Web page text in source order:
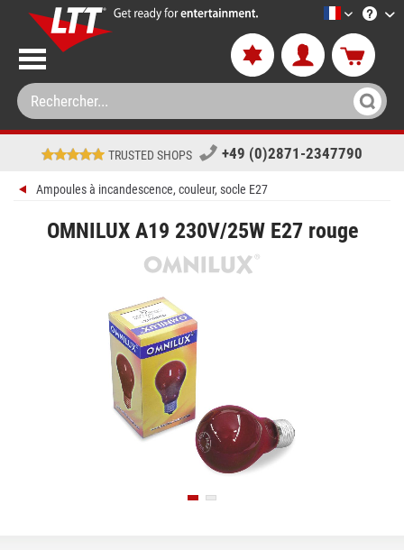
LTT-
TRUSTED SHOPS +49 (0)2871-2347790
Ampoules à incandescence, couleur, socle E27
OMNILUX A19 230V/25W E27 rouge